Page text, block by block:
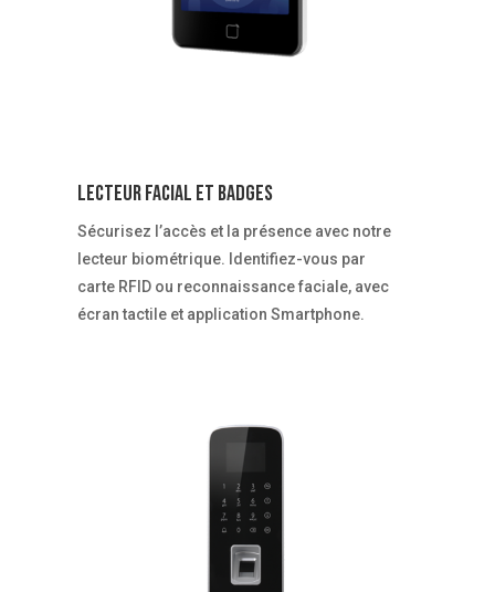
Lecteur facial et badges
Sécurisez l’accès et la présence avec notre
lecteur biométrique. Identifiez-vous par
carte RFID ou reconnaissance faciale, avec
écran tactile et application Smartphone.